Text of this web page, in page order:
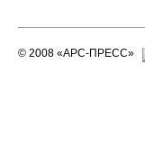
© 2008 «АРС-ПРЕСС»